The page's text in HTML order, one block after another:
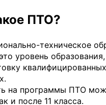
ПТО?
техническое
уровень
на программы ПТО
и после 11 класса.